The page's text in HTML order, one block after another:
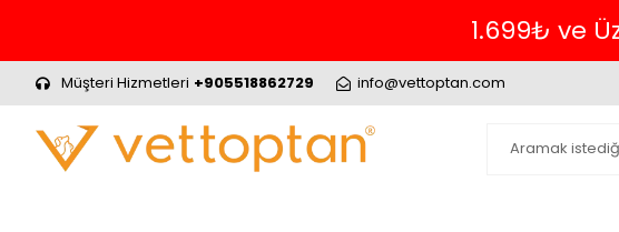
Müşteri Hizmetleri +905518862729 info@vettoptan.com